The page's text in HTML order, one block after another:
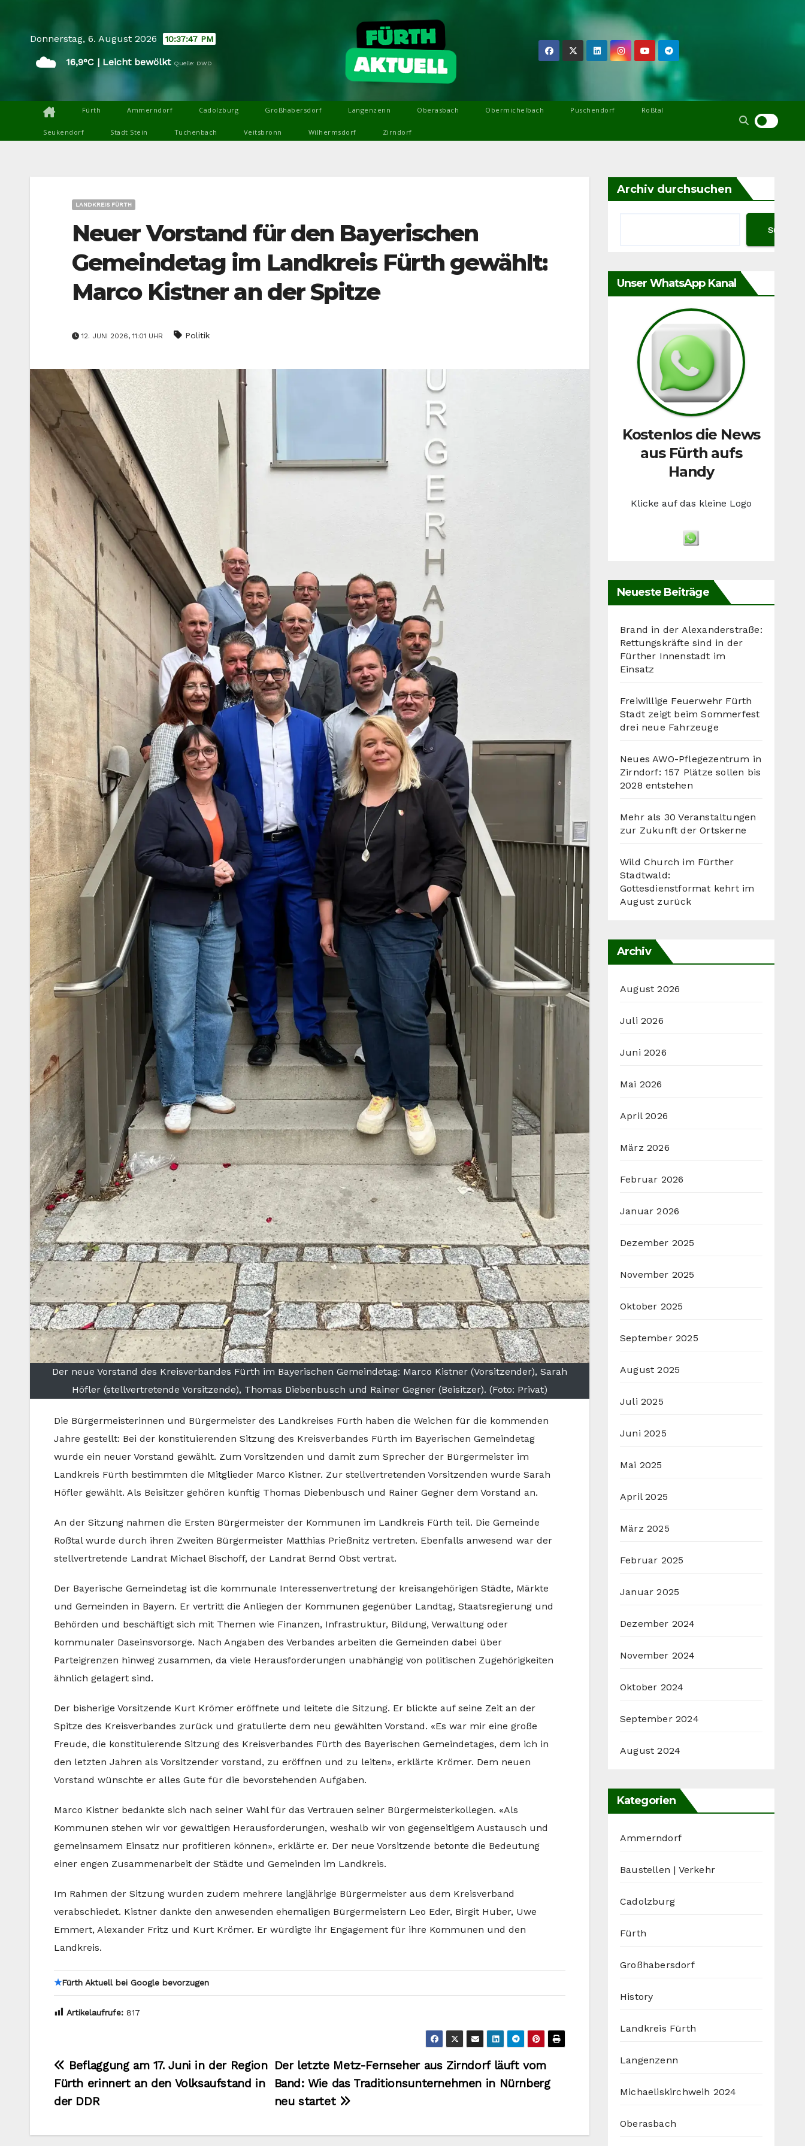
contentDonnerstag, 6. August 2026 10:37:48 PM
☁️ 16,9°C | Leicht bewölkt Quelle: DWD
Fürth Ammerndorf Cadolzburg Großhabersdorf Langenzenn Oberasbach Obermichelbach Puschendorf Roßtal
Seukendorf Stadt Stein Tuchenbach Veitsbronn Wilhermsdorf Zirndorf
LANDKREIS FÜRTH
Neuer Vorstand für den Bayerischen
Gemeindetag im Landkreis Fürth gewählt:
Marco Kistner an der Spitze
12. JUNI 2026, 11:01 UHR Politik
Der neue Vorstand des Kreisverbandes Fürth im Bayerischen Gemeindetag: Marco Kistner (Vorsitzender), Sarah
Höfler (stellvertretende Vorsitzende), Thomas Diebenbusch und Rainer Gegner (Beisitzer). (Foto: Privat)
Die Bürgermeisterinnen und Bürgermeister des Landkreises Fürth haben die Weichen für die kommenden
Jahre gestellt: Bei der konstituierenden Sitzung des Kreisverbandes Fürth im Bayerischen Gemeindetag
wurde ein neuer Vorstand gewählt. Zum Vorsitzenden und damit zum Sprecher der Bürgermeister im
Landkreis Fürth bestimmten die Mitglieder Marco Kistner. Zur stellvertretenden Vorsitzenden wurde Sarah
Höfler gewählt. Als Beisitzer gehören künftig Thomas Diebenbusch und Rainer Gegner dem Vorstand an.
An der Sitzung nahmen die Ersten Bürgermeister der Kommunen im Landkreis Fürth teil. Die Gemeinde
Roßtal wurde durch ihren Zweiten Bürgermeister Matthias Prießnitz vertreten. Ebenfalls anwesend war der
stellvertretende Landrat Michael Bischoff, der Landrat Bernd Obst vertrat.
Der Bayerische Gemeindetag ist die kommunale Interessenvertretung der kreisangehörigen Städte, Märkte
und Gemeinden in Bayern. Er vertritt die Anliegen der Kommunen gegenüber Landtag, Staatsregierung und
Behörden und beschäftigt sich mit Themen wie Finanzen, Infrastruktur, Bildung, Verwaltung oder
kommunaler Daseinsvorsorge. Nach Angaben des Verbandes arbeiten die Gemeinden dabei über
Parteigrenzen hinweg zusammen, da viele Herausforderungen unabhängig von politischen Zugehörigkeiten
ähnlich gelagert sind.
Der bisherige Vorsitzende Kurt Krömer eröffnete und leitete die Sitzung. Er blickte auf seine Zeit an der
Spitze des Kreisverbandes zurück und gratulierte dem neu gewählten Vorstand. «Es war mir eine große
Freude, die konstituierende Sitzung des Kreisverbandes Fürth des Bayerischen Gemeindetages, dem ich in
den letzten Jahren als Vorsitzender vorstand, zu eröffnen und zu leiten», erklärte Krömer. Dem neuen
Vorstand wünschte er alles Gute für die bevorstehenden Aufgaben.
Marco Kistner bedankte sich nach seiner Wahl für das Vertrauen seiner Bürgermeisterkollegen. «Als
Kommunen stehen wir vor gewaltigen Herausforderungen, weshalb wir von gegenseitigem Austausch und
gemeinsamem Einsatz nur profitieren können», erklärte er. Der neue Vorsitzende betonte die Bedeutung
einer engen Zusammenarbeit der Städte und Gemeinden im Landkreis.
Im Rahmen der Sitzung wurden zudem mehrere langjährige Bürgermeister aus dem Kreisverband
verabschiedet. Kistner dankte den anwesenden ehemaligen Bürgermeistern Leo Eder, Birgit Huber, Uwe
Emmert, Alexander Fritz und Kurt Krömer. Er würdigte ihr Engagement für ihre Kommunen und den
Landkreis.
★Fürth Aktuell bei Google bevorzugen
Artikelaufrufe: 817
Beitragsnavigation
Der letzte Metz-Fernseher aus Zirndorf läuft vom
Band: Wie das Traditionsunternehmen in Nürnberg
neu startet
Beflaggung am 17. Juni in der Region
Fürth erinnert an den Volksaufstand in
der DDR
Archiv durchsuchen
Suchen
Unser WhatsApp Kanal
Kostenlos die News
aus Fürth aufs
Handy
Klicke auf das kleine Logo
Neueste Beiträge
Brand in der Alexanderstraße:
Rettungskräfte sind in der
Fürther Innenstadt im
Einsatz
Freiwillige Feuerwehr Fürth
Stadt zeigt beim Sommerfest
drei neue Fahrzeuge
Neues AWO-Pflegezentrum in
Zirndorf: 157 Plätze sollen bis
2028 entstehen
Mehr als 30 Veranstaltungen
zur Zukunft der Ortskerne
Wild Church im Fürther
Stadtwald:
Gottesdienstformat kehrt im
August zurück
Archiv
August 2026
Juli 2026
Juni 2026
Mai 2026
April 2026
März 2026
Februar 2026
Januar 2026
Dezember 2025
November 2025
Oktober 2025
September 2025
August 2025
Juli 2025
Juni 2025
Mai 2025
April 2025
März 2025
Februar 2025
Januar 2025
Dezember 2024
November 2024
Oktober 2024
September 2024
August 2024
Kategorien
Ammerndorf
Baustellen | Verkehr
Cadolzburg
Fürth
Großhabersdorf
History
Landkreis Fürth
Langenzenn
Michaeliskirchweih 2024
Oberasbach